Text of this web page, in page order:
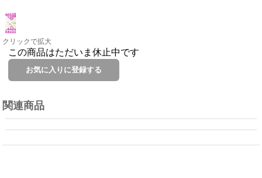
クリックで拡大
この商品はただいま休止中です
関連商品